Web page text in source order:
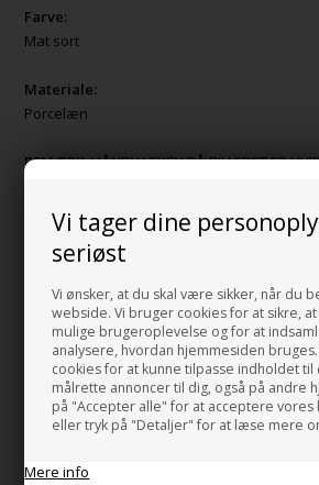
Vi tager dine
seriøst
Vi ønsker, at du skal være sikker, når du
webside. Vi bruger cookies for at sikre,
mulige brugeroplevelse og for at
analysere, hvordan hjemmesiden
cookies for at kunne tilpasse indholdet til
målrette annoncer til dig, også på andre
på "Accepter alle" for at acceptere vores
eller tryk på "Detaljer" for at læse mere
Mere info
Farve:
Mat sort
Materiale:
Porcelæn
BEMÆRK:HÅNDVASKEN PÅ BILLEDET ER
Spot Bag One håndvask Fås også I.
Mat hvid
Blank sort.
Håndvasken kan ses i vores showroom i
BEMÆRK:Prisen er kun for håndvasken i